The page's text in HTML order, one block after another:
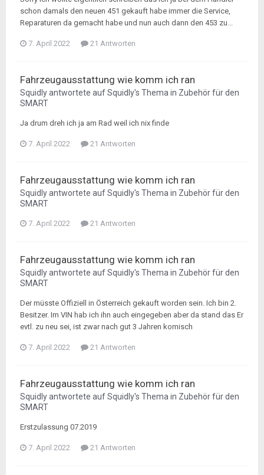
schon damals den neuen 451 gekauft habe immer die Service,
Reparaturen da gemacht habe und nun auch dann den 453 zu...
7. April 2022 21 Antworten
Fahrzeugausstattung wie komm ich ran
Squidlyantwortete aufSquidly's Thema in Zubehör für den
SMART
Ja drum dreh ich ja am Rad weil ich nix finde
7. April 2022 21 Antworten
Fahrzeugausstattung wie komm ich ran
Squidlyantwortete aufSquidly's Thema in Zubehör für den
SMART
7. April 2022 21 Antworten
Fahrzeugausstattung wie komm ich ran
Squidlyantwortete aufSquidly's Thema in Zubehör für den
SMART
Der müsste Offiziell in Österreich gekauft worden sein. Ich bin 2.
Besitzer. Im VIN hab ich ihn auch eingegeben aber da stand das Er
evtl. zu neu sei, ist zwar nach gut 3 Jahren komisch
7. April 2022 21 Antworten
Fahrzeugausstattung wie komm ich ran
Squidlyantwortete aufSquidly's Thema in Zubehör für den
SMART
Erstzulassung 07.2019
7. April 2022 21 Antworten